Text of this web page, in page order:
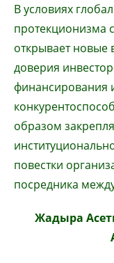
В условиях
открывает новые
доверия
финансирования
образом
повестки
посредника
Жадыра